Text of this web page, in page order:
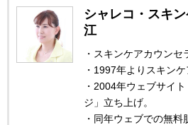
シャレコ・スキ
江
・スキンケアカウンセ
・1997年よりスキンケ
・2004年ウェブサイ
ジ」立ち上げ。
・同年ウェブでの無料